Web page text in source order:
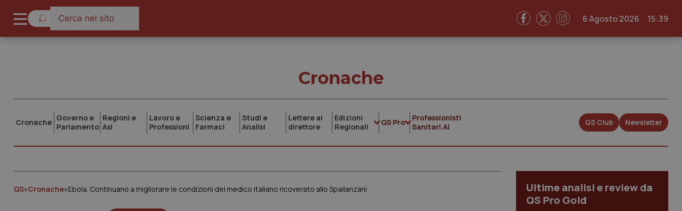
6 Agosto 2026 15:39
Cronache
Cronache Governo e
Parlamento
Regioni e
Asl
Lavoro e
Professioni
Scienza e
Farmaci
Studi e
Analisi
Lettere al
direttore
Edizioni
Regionali
QS Pro
Professionisti
Sanitari.AI
QS Club Newsletter
QS»Cronache»Ebola. Continuano a migliorare le condizioni del medico italiano ricoverato allo Spallanzani
Ultime analisi e review da
QS Pro Gold